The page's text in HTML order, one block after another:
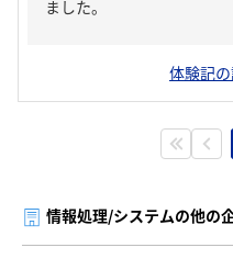
ました。
体験記
情報処理/システムの他の